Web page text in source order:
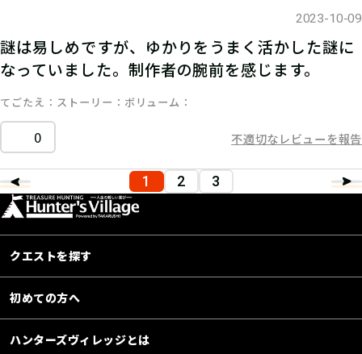
2023-10-09
謎は易しめですが、ゆかりをうまく活かした謎に
なっていました。制作者の腕前を感じます。
てごたえ ストーリー ボリューム
0 不適切なレビューを報告
1 2 3
クエストを探す
初めての方へ
ハンターズヴィレッジとは